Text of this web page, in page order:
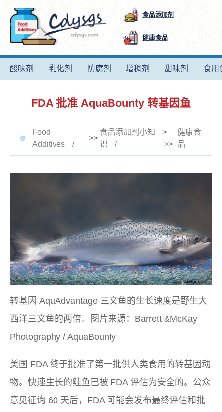
食品添加剂
健康食品
酸味剂 乳化剂 防腐剂 增稠剂 甜味剂 食用
FDA 批准 AquaBounty 转基因鱼
Food
Additives
>>
食品添加剂小知
识
>
>>
健康食
品
转基因 AquAdvantage 三文鱼的生长速度是野生大
西洋三文鱼的两倍。图片来源：Barrett &McKay
Photography / AquaBounty
美国 FDA 终于批准了第一批供人类食用的转基因动
物。快速生长的鲑鱼已被 FDA 评估为安全的。公众
意见征询 60 天后，FDA 可能会发布最终评估和批